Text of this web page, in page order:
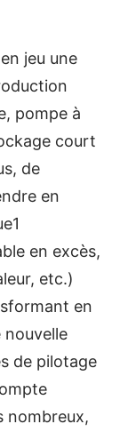
jeu une
pompe à
court
de
en
en excès,
etc.)
en
nouvelle
de pilotage
nombreux,